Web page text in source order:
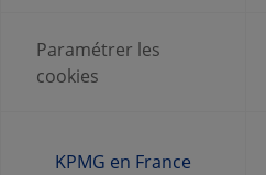
Paramétrer les
cookies
KPMG en France